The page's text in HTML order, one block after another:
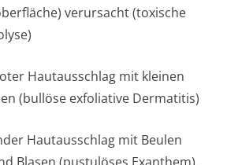
verursacht (toxische
Hautausschlag mit kleinen
(bullöse exfoliative Dermatitis)
Hautausschlag mit Beulen